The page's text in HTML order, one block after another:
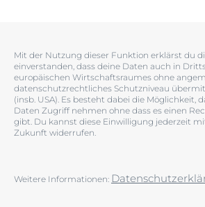
Mit der Nutzung dieser Funktion erklärst du
einverstanden, dass deine Daten auch in
europäischen Wirtschaftsraumes ohne
datenschutzrechtliches Schutzniveau
(insb. USA). Es besteht dabei die Möglichkeit,
Daten Zugriff nehmen ohne dass es einen
gibt. Du kannst diese Einwilligung jederzeit
Zukunft widerrufen.
Weitere Informationen: